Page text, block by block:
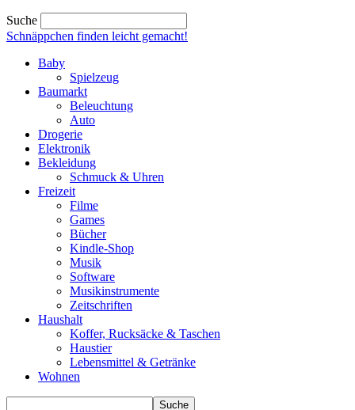
Suche
Schnäppchen finden leicht gemacht!
Baby
Spielzeug
Baumarkt
Beleuchtung
Auto
Drogerie
Elektronik
Bekleidung
Schmuck & Uhren
Freizeit
Filme
Games
Bücher
Kindle-Shop
Musik
Software
Musikinstrumente
Zeitschriften
Haushalt
Koffer, Rucksäcke & Taschen
Haustier
Lebensmittel & Getränke
Wohnen